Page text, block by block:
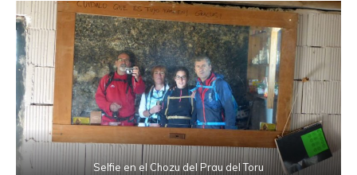
Selfie en el Chozu del Prau del Toru